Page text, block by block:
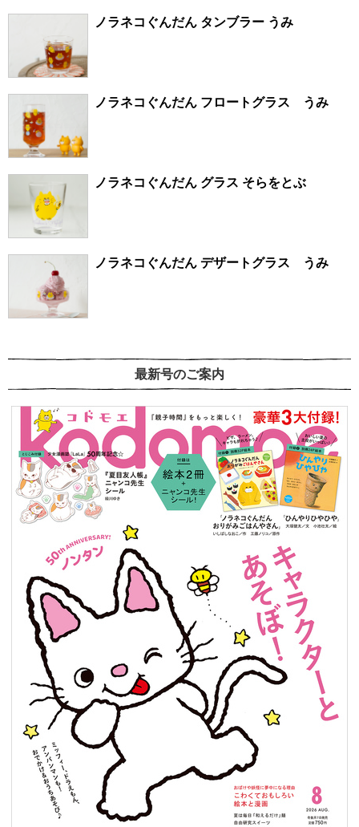
ノラネコぐんだん タンブラー うみ
ノラネコぐんだん フロートグラス うみ
ノラネコぐんだん グラス そらをとぶ
ノラネコぐんだん デザートグラス うみ
最新号のご案内